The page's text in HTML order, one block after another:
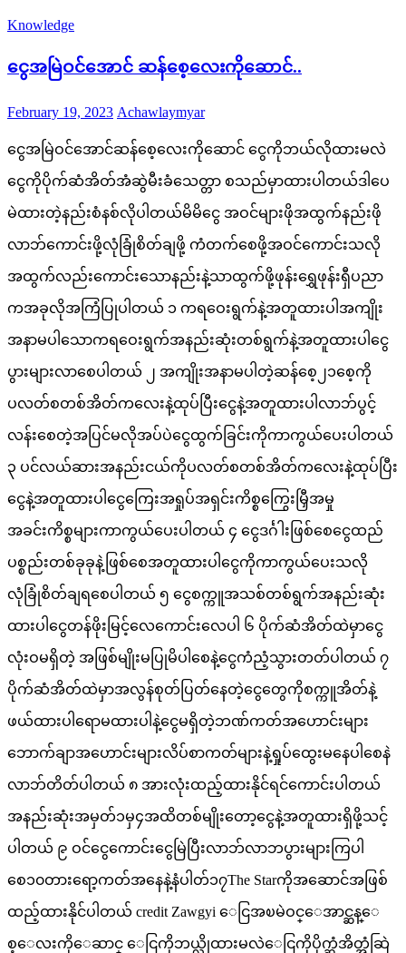
Knowledge
ငွေအမြဲဝင်အောင် ဆန်စေ့လေးကိုဆောင်..
Posted
February 19, 2023 Author
Achawlaymyar
ငွေအမြဲဝင်အောင်ဆန်စေ့လေးကိုဆောင် ငွေကိုဘယ်လိုထားမလဲ
ငွေကိုပိုက်ဆံအိတ်အံဆွဲမီးခံသေတ္တာ စသည်မှာထားပါတယ်ဒါပေ
မဲထားတဲ့နည်းစံနစ်လိုပါတယ်မိမိငွေ အဝင်များဖိုအထွက်နည်းဖို
လာဘ်ကောင်းဖို့လုံခြုံစိတ်ချဖို့ ကံတက်စေဖို့အဝင်ကောင်းသလို
အထွက်လည်းကောင်းသောနည်းနဲ့သာထွက်ဖို့ဖုန်းရွှေဖုန်းရှီပညာ
ကအခုလိုအကြံပြုပါတယ် ၁ ကရဝေးရွက်နဲ့အတူထားပါအကျိုး
အနာမပါသောကရဝေးရွက်အနည်းဆုံးတစ်ရွက်နဲ့အတူထားပါငွေ
ပွားများလာစေပါတယ် ၂ အကျိုးအနာမပါတဲ့ဆန်စေ့၂၁စေ့ကို
ပလတ်စတစ်အိတ်ကလေးနဲ့ထုပ်ပြီးငွေနဲ့အတူထားပါလာဘ်ပွင့်
လန်းစေတဲ့အပြင်မလိုအပ်ပဲငွေထွက်ခြင်းကိုကာကွယ်ပေးပါတယ်
၃ ပင်လယ်ဆားအနည်းငယ်ကိုပလတ်စတစ်အိတ်ကလေးနဲ့ထုပ်ပြီး
ငွေနဲ့အတူထားပါငွေကြေးအရှုပ်အရှင်းကိစ္စကြွေးမြှီအမှု
အခင်းကိစ္စများကာကွယ်ပေးပါတယ် ၄ ငွေဒင်္ဂါးဖြစ်စေငွေထည်
ပစ္စည်းတစ်ခုခုနဲ့ဖြစ်စေအတူထားပါငွေကိုကာကွယ်ပေးသလို
လုံခြုံစိတ်ချရစေပါတယ် ၅ ငွေစက္ကူအသစ်တစ်ရွက်အနည်းဆုံး
ထားပါငွေတန်ဖိုးမြင့်လေကောင်းလေပါ ၆ ပိုက်ဆံအိတ်ထဲမှာငွေ
လုံးဝမရှိတဲ့ အဖြစ်မျိုးမပြုမိပါစေနဲ့ငွေကံညံ့သွားတတ်ပါတယ် ၇
ပိုက်ဆံအိတ်ထဲမှာအလွန်စုတ်ပြတ်နေတဲ့ငွေတွေကိုစက္ကူအိတ်နဲ့
ဖယ်ထားပါရောမထားပါနဲ့ငွေမရှိတဲ့ဘဏ်ကတ်အဟောင်းများ
ဘောက်ချာအဟောင်းများလိပ်စာကတ်များနဲ့ရှုပ်ထွေးမနေပါစေနဲ
လာဘ်တိတ်ပါတယ် ၈ အားလုံးထည့်ထားနိုင်ရင်ကောင်းပါတယ်
အနည်းဆုံးအမှတ်၁မှ၄အထိတစ်မျိုးတော့ငွေနဲ့အတူထားရှိဖို့သင့်
ပါတယ် ၉ ဝင်ငွေကောင်းငွေမြဲပြီးလာဘ်လာဘပွားများကြပါ
စေ၁၀တားရော့ကတ်အနေနဲ့နံပါတ်၁၇The Starကိုအဆောင်အဖြစ်
ထည့်ထားနိုင်ပါတယ် credit Zawgyi ေငြအၿမဲဝင္ေအာင္ဆန္ေ
စ့ေလးကိုေဆာင္ ေငြကိုဘယ္လိုထားမလဲေငြကိုပိုက္ဆံအိတ္အံဆြဲ